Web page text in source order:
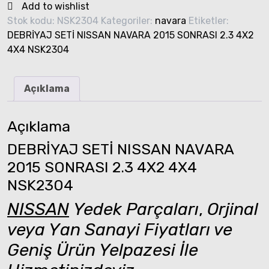
Add to wishlist
Stok kodu: NSK2304 Kategoriler: navara Etiketler:
DEBRİYAJ SETİ NISSAN NAVARA 2015 SONRASI 2.3 4X2
4X4 NSK2304
Açıklama
Açıklama
DEBRİYAJ SETİ NISSAN NAVARA
2015 SONRASI 2.3 4X2 4X4
NSK2304
NISSAN Yedek Parçaları, Orjinal
veya Yan Sanayi Fiyatları ve
Geniş Ürün Yelpazesi İle